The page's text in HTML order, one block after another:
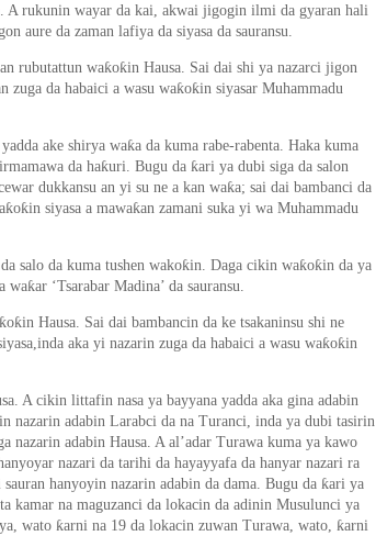
A rukunin wayar da kai, akwai jigogin ilmi da gyaran hali
aure da zaman lafiya da siyasa da sauransu.
rubutattun waƙoƙin Hausa. Sai dai shi ya nazarci jigon
zuga da habaici a wasu waƙoƙin siyasar Muhammadu
ake shirya waƙa da kuma rabe-rabenta. Haka kuma
da haƙuri. Bugu da ƙari ya dubi siga da salon
dukkansu an yi su ne a kan waƙa; sai dai bambanci da
ƙoƙin siyasa a mawaƙan zamani suka yi wa Muhammadu
salo da kuma tushen wakoƙin. Daga cikin waƙoƙin da ya
waƙar ‘Tsarabar Madina’ da sauransu.
ƙoƙin Hausa. Sai dai bambancin da ke tsakaninsu shi ne
aka yi nazarin zuga da habaici a wasu waƙoƙin
A cikin littafin nasa ya bayyana yadda aka gina adabin
nazarin adabin Larabci da na Turanci, inda ya dubi tasirin
nazarin adabin Hausa. A al’adar Turawa kuma ya kawo
nazari da tarihi da hayayyafa da hanyar nazari ra
hanyoyin nazarin adabin da dama. Bugu da ƙari ya
kamar na maguzanci da lokacin da adinin Musulunci ya
wato ƙarni na 19 da lokacin zuwan Turawa, wato, ƙarni